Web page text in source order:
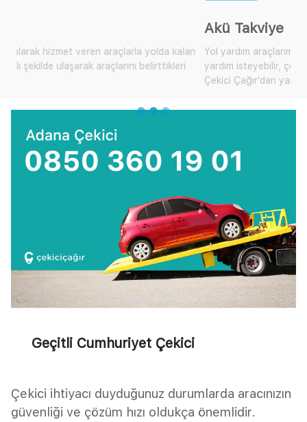
Yol yardım araçlarımıza ulaşarak size yakın olan mobil araçtan
yardım isteyebilir, çok sık karşılaşılan bu durum için artık
Geçitli Cumhuriyet Çekici
Çekici ihtiyacı duyduğunuz durumlarda aracınızın
güvenliği ve çözüm hızı oldukça önemlidir.